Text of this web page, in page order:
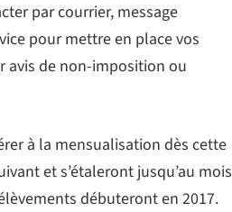
par courrier, message
pour mettre en place vos
avis de non-imposition ou
à la mensualisation dès cette
et s’étaleront jusqu’au mois
débuteront en 2017.